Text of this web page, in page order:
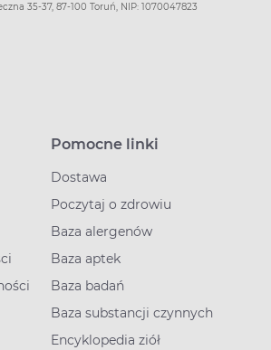
35-37, 87-100 Toruń, NIP: 1070047823
Pomocne linki
Dostawa
Poczytaj o zdrowiu
Baza alergenów
Baza aptek
Baza badań
Baza substancji czynnych
Encyklopedia ziół